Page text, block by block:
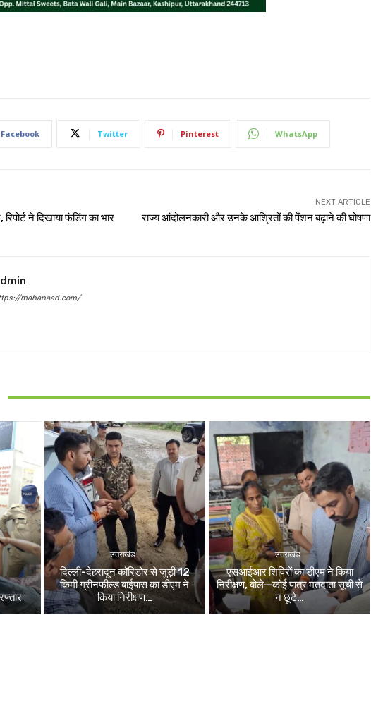
Facebook Twitter Pinterest WhatsApp
ने दिखाया फंडिंग का भार
NEXT ARTICLE
राज्य आंदोलनकारी और उनके आश्रितों की पेंशन बढ़ाने की घोषणा
mahanaad.com/
उत्तराखंड
दिल्ली-देहरादून कॉरिडोर से जुड़ी 12
किमी ग्रीनफील्ड बाईपास का डीएम ने
किया निरीक्षण…
उत्तराखंड
एसआईआर शिविरों का डीएम ने किया
निरीक्षण, बोले—कोई पात्र मतदाता सूची से
न छूटे…